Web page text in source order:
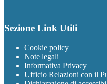
Sezione Link Utili
Cookie policy
Note legali
Informativa Privacy
Ufficio Relazioni con il